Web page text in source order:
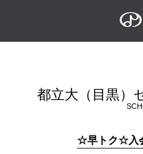
都立大（目黒）
☆早トク☆入